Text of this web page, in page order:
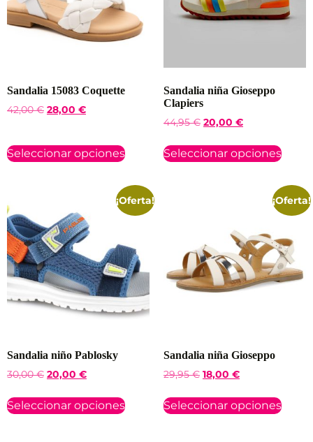
Sandalia 15083 Coquette
42,00€ 28,00 €
Seleccionar opciones
Sandalia niña Gioseppo
Clapiers
44,95€ 20,00 €
Seleccionar opciones
¡Oferta!
Sandalia niño Pablosky
30,00€ 20,00 €
Seleccionar opciones
¡Oferta!
Sandalia niña Gioseppo
29,95€ 18,00 €
Seleccionar opciones